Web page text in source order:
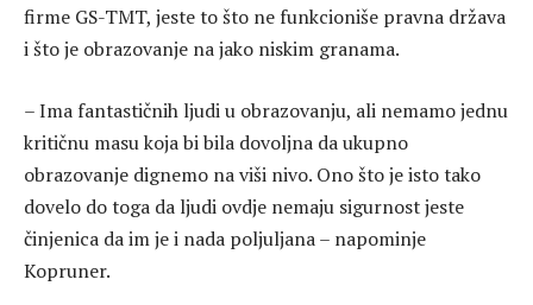
firme GS-TMT, jeste to što ne funkcioniše pravna država
i što je obrazovanje na jako niskim granama.
– Ima fantastičnih ljudi u obrazovanju, ali nemamo jednu
kritičnu masu koja bi bila dovoljna da ukupno
obrazovanje dignemo na viši nivo. Ono što je isto tako
dovelo do toga da ljudi ovdje nemaju sigurnost jeste
činjenica da im je i nada poljuljana – napominje
Kopruner.